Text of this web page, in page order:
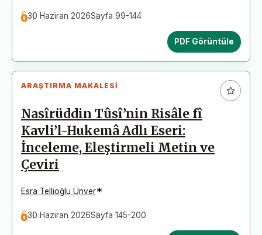
30 Haziran 2026Sayfa 99-144
PDF Görüntüle
ARAŞTIRMA MAKALESI
Nasîrüddin Tûsî’nin Risâle fî
Kavli’l-Hukemâ Adlı Eseri:
İnceleme, Eleştirmeli Metin ve
Çeviri
Esra Tellioğlu Ünver*
30 Haziran 2026Sayfa 145-200